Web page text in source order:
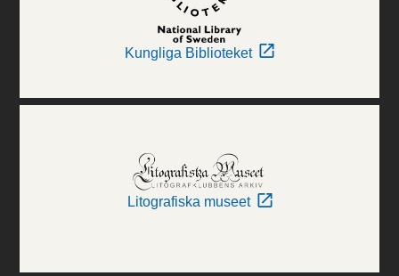
Kungliga Biblioteket
Litografiska museet